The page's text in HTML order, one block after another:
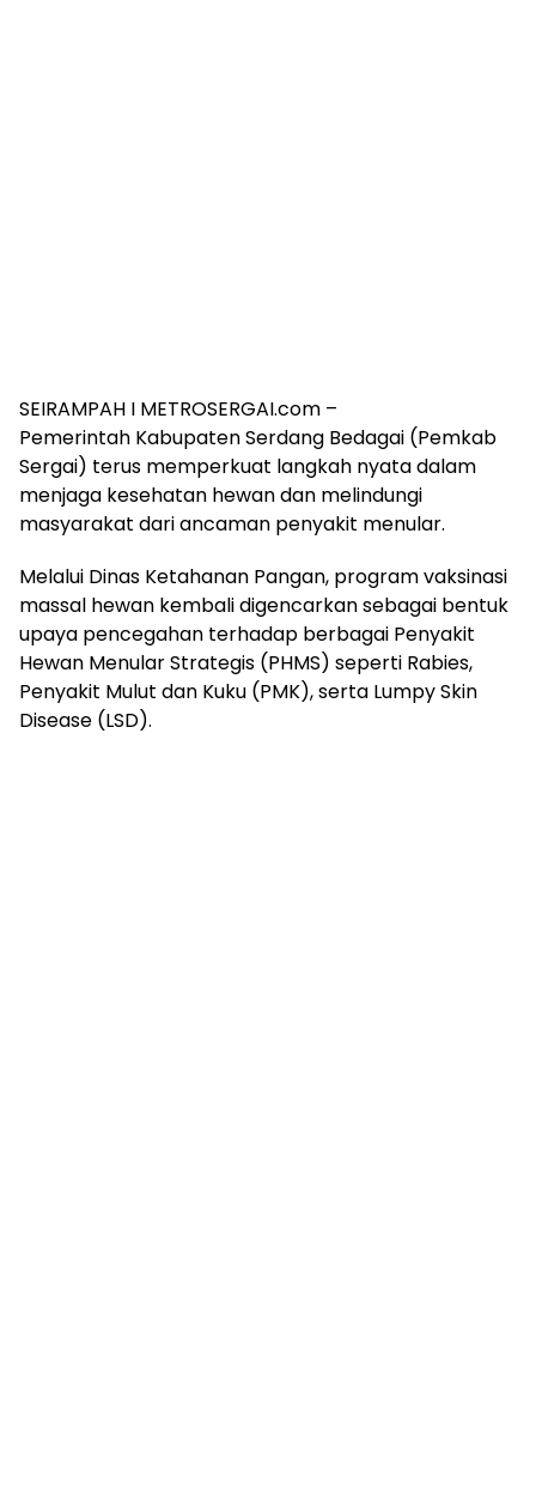
SEIRAMPAH I METROSERGAI.com –
Pemerintah Kabupaten Serdang Bedagai (Pemkab
Sergai) terus memperkuat langkah nyata dalam
menjaga kesehatan hewan dan melindungi
masyarakat dari ancaman penyakit menular.
Melalui Dinas Ketahanan Pangan, program vaksinasi
massal hewan kembali digencarkan sebagai bentuk
upaya pencegahan terhadap berbagai Penyakit
Hewan Menular Strategis (PHMS) seperti Rabies,
Penyakit Mulut dan Kuku (PMK), serta Lumpy Skin
Disease (LSD).